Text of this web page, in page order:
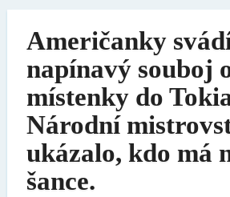
Američanky
napínavý souboj
místenky do
Národní
ukázalo, kdo má
šance.